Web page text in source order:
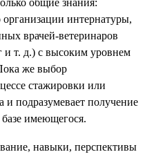
организации интернатуры,
врачей-ветеринаров
и т. д.) с высоким уровнем
же выбор
стажировки или
и подразумевает получение
имеющегося.